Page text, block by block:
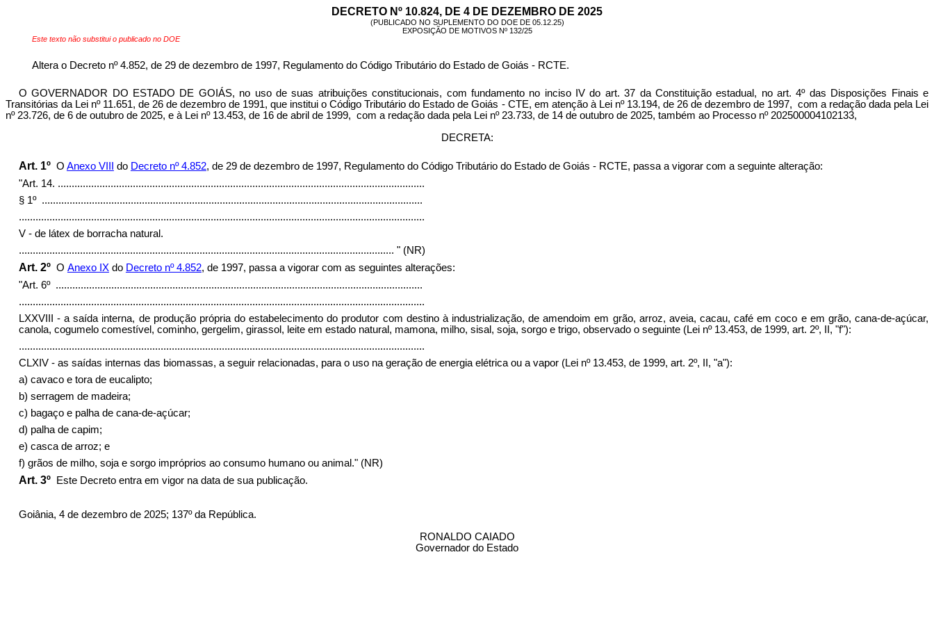
DECRETO Nº 10.824, DE 4 DE DEZEMBRO DE 2025
(PUBLICADO NO SUPLEMENTO DO DOE DE 05.12.25)
EXPOSIÇÃO DE MOTIVOS Nº 132/25
Este texto não substitui o publicado no DOE
Altera o Decreto nº 4.852, de 29 de dezembro de 1997, Regulamento do Código Tributário do Estado de Goiás - RCTE.
O GOVERNADOR DO ESTADO DE GOIÁS, no uso de suas atribuições constitucionais, com fundamento no inciso IV do art. 37 da Constituição estadual, no art. 4º das Disposições Finais e
Transitórias da Lei nº 11.651, de 26 de dezembro de 1991, que institui o Código Tributário do Estado de Goiás - CTE, em atenção à Lei nº 13.194, de 26 de dezembro de 1997, com a redação dada pela Lei
nº 23.726, de 6 de outubro de 2025, e à Lei nº 13.453, de 16 de abril de 1999, com a redação dada pela Lei nº 23.733, de 14 de outubro de 2025, também ao Processo nº 202500004102133,
DECRETA:
Art. 1º O Anexo VIII do Decreto nº 4.852, de 29 de dezembro de 1997, Regulamento do Código Tributário do Estado de Goiás - RCTE, passa a vigorar com a seguinte alteração:
"Art. 14. ....................................................................................................................................
§ 1º .........................................................................................................................................
..................................................................................................................................................
V - de látex de borracha natural.
....................................................................................................................................... " (NR)
Art. 2º O Anexo IXdo Decreto nº 4.852, de 1997, passa a vigorar com as seguintes alterações:
"Art. 6º ....................................................................................................................................
..................................................................................................................................................
LXXVIII - a saída interna, de produção própria do estabelecimento do produtor com destino à industrialização, de amendoim em grão, arroz, aveia, cacau, café em coco e em grão, cana-de-açúcar,
canola, cogumelo comestível, cominho, gergelim, girassol, leite em estado natural, mamona, milho, sisal, soja, sorgo e trigo, observado o seguinte (Lei nº 13.453, de 1999, art. 2º, II, "f"):
..................................................................................................................................................
CLXIV - as saídas internas das biomassas, a seguir relacionadas, para o uso na geração de energia elétrica ou a vapor (Lei nº 13.453, de 1999, art. 2º, II, "a"):
a) cavaco e tora de eucalipto;
b) serragem de madeira;
c) bagaço e palha de cana-de-açúcar;
d) palha de capim;
e) casca de arroz; e
f) grãos de milho, soja e sorgo impróprios ao consumo humano ou animal." (NR)
Art. 3º Este Decreto entra em vigor na data de sua publicação.
Goiânia, 4 de dezembro de 2025; 137º da República.
RONALDO CAIADO
Governador do Estado